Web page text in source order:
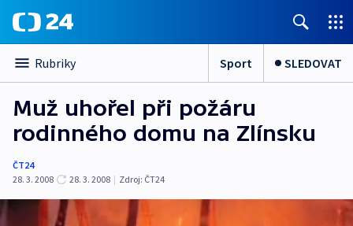
Rubriky Sport SLEDOVAT
Muž uhořel při požáru
rodinného domu na Zlínsku
ČT24
28. 3. 2008
28. 3. 2008 | Zdroj: ČT24